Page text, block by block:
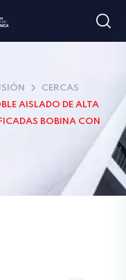
CERCAS
AISLADO DE ALTA
BOBINA CON